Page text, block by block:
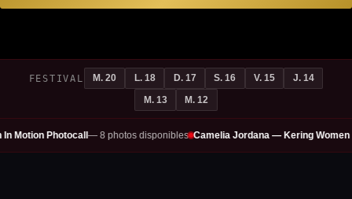
FESTIVAL M. 20 L. 18 D. 17 S. 16 V. 15
J. 14
M. 13
M. 12
— 8 photos disponibles Camelia Jordana — Kering Women In Motion Photocall